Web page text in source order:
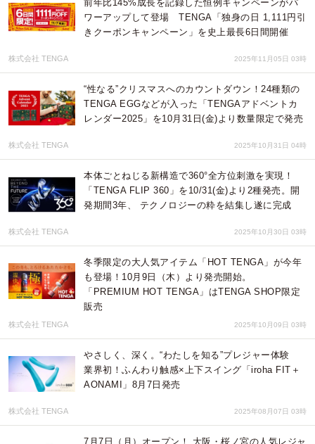
前年比145%成長を記録した恒例キャンペーンがパ
ワーアップして登場 TENGA「独身の日 1,111円引
きクーポンキャンペーン」を史上最長6日間開催
株式会社 TENGA 2025年11月05日 03時
“性なる”クリスマスへのカウントダウン！24種類の
TENGA EGGなどが⼊った「TENGAアドベントカ
レンダー2025」を10⽉31日(金)より数量限定で発売
株式会社 TENGA 2025年10月31日 04時
本体ごとねじる新構造で360°全⽅位刺激を実現！
「TENGA FLIP 360」を10/31(⾦)より2種発売。開
発期間3年、 テクノロジーの粋を結集し遂に完成
株式会社 TENGA 2025年10月30日 03時
冬季限定の大人気アイテム「HOT TENGA」が今年
も登場！10月9日（木）より発売開始。
「PREMIUM HOT TENGA」はTENGA SHOP限定
販売
株式会社 TENGA 2025年10月09日 03時
やさしく、深く。“わたしを知る”プレジャー体験
業界初！ふんわり触感×上下スイング「iroha FIT＋
AONAMI」8月7日発売
株式会社 TENGA 2025年08月07日 03時
7月7日（月）オープン！ 大阪・桜ノ宮の人気レジャ